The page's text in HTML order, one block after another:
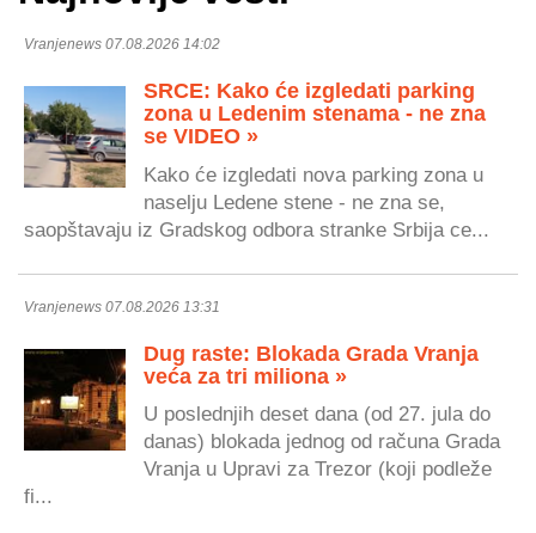
Vranjenews 07.08.2026 14:02
SRCE: Kako će izgledati parking
zona u Ledenim stenama - ne zna
se VIDEO »
Kako će izgledati nova parking zona u
naselju Ledene stene - ne zna se,
saopštavaju iz Gradskog odbora stranke Srbija ce...
Vranjenews 07.08.2026 13:31
Dug raste: Blokada Grada Vranja
veća za tri miliona »
U poslednjih deset dana (od 27. jula do
danas) blokada jednog od računa Grada
Vranja u Upravi za Trezor (koji podleže
fi...